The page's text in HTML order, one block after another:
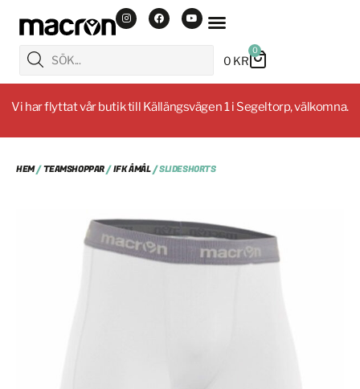
0 KR
0
Vi har flyttat vår butik till Källängsvägen 1 i Segeltorp, välkomna.
HEM/TEAMSHOPPAR/IFK ÅMÅL/ SLIDESHORTS